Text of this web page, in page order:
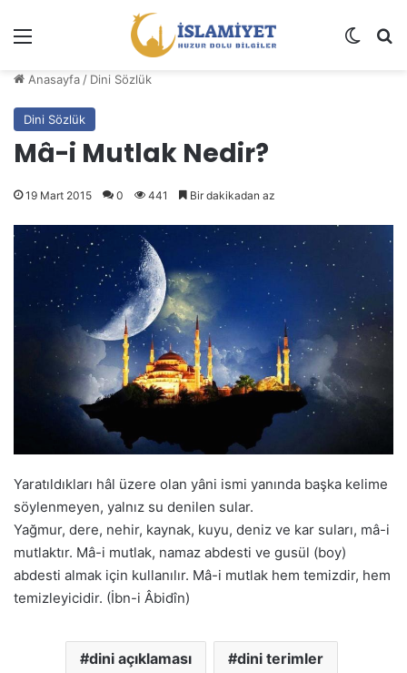
Dış
Anasayfa / Dini Sözlük
Dini Sözlük
Mâ-i Mutlak Nedir?
19 Mart 2015 0 441 Bir dakikadan az
Yaratıldıkları hâl üzere olan yâni ismi yanında başka kelime
söylenmeyen, yalnız su denilen sular.
Yağmur, dere, nehir, kaynak, kuyu, deniz ve kar suları, mâ-i
mutlaktır. Mâ-i mutlak, namaz abdesti ve gusül (boy)
abdesti almak için kullanılır. Mâ-i mutlak hem temizdir, hem
temizleyicidir. (İbn-i Âbidîn)
dini açıklaması dini terimler